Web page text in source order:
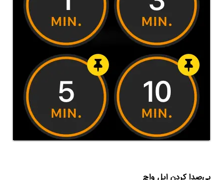
بی‌صدا کردن اپل واچ